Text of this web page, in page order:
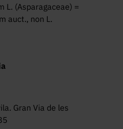
L. (Asparagaceae) =
auct., non L.
Gran Via de les